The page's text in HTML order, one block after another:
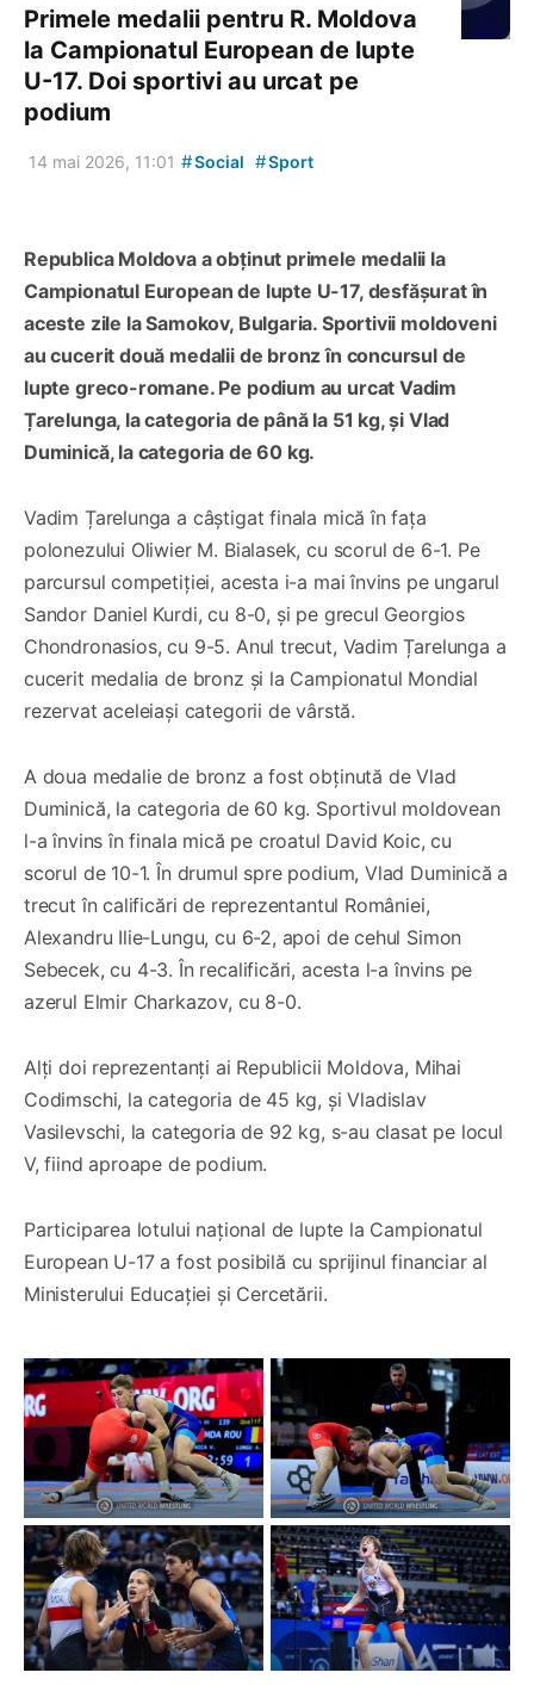
Primele medalii pentru R. Moldova
la Campionatul European de lupte
U-17. Doi sportivi au urcat pe
podium
14 mai 2026, 11:01 #Social #Sport
Republica Moldova a obținut primele medalii la
Campionatul European de lupte U-17, desfășurat în
aceste zile la Samokov, Bulgaria. Sportivii moldoveni
au cucerit două medalii de bronz în concursul de
lupte greco-romane. Pe podium au urcat Vadim
Țarelunga, la categoria de până la 51 kg, și Vlad
Duminică, la categoria de 60 kg.
Vadim Țarelunga a câștigat finala mică în fața
polonezului Oliwier M. Bialasek, cu scorul de 6-1. Pe
parcursul competiției, acesta i-a mai învins pe ungarul
Sandor Daniel Kurdi, cu 8-0, și pe grecul Georgios
Chondronasios, cu 9-5. Anul trecut, Vadim Țarelunga a
cucerit medalia de bronz și la Campionatul Mondial
rezervat aceleiași categorii de vârstă.
A doua medalie de bronz a fost obținută de Vlad
Duminică, la categoria de 60 kg. Sportivul moldovean
l-a învins în finala mică pe croatul David Koic, cu
scorul de 10-1. În drumul spre podium, Vlad Duminică a
trecut în calificări de reprezentantul României,
Alexandru Ilie-Lungu, cu 6-2, apoi de cehul Simon
Sebecek, cu 4-3. În recalificări, acesta l-a învins pe
azerul Elmir Charkazov, cu 8-0.
Alți doi reprezentanți ai Republicii Moldova, Mihai
Codimschi, la categoria de 45 kg, și Vladislav
Vasilevschi, la categoria de 92 kg, s-au clasat pe locul
V, fiind aproape de podium.
Participarea lotului național de lupte la Campionatul
European U-17 a fost posibilă cu sprijinul financiar al
Ministerului Educației și Cercetării.